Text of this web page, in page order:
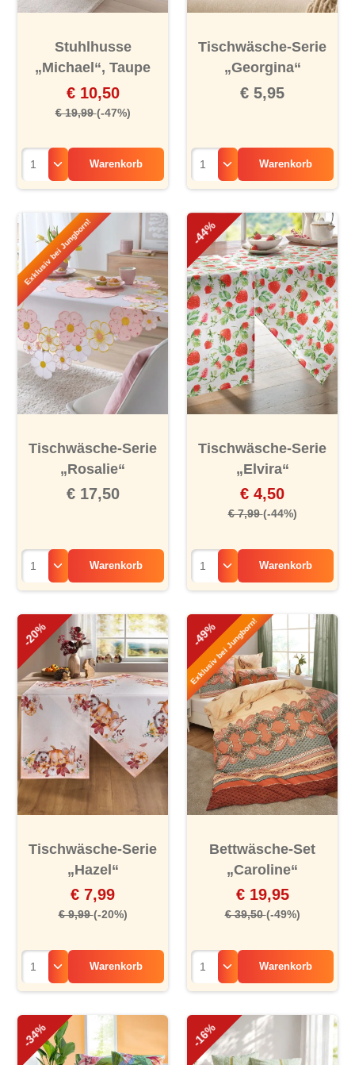
Stuhlhusse
„Michael“, Taupe
€ 10,50
€ 19,99(-47%)
Warenkorb
Tischwäsche-Serie
„Georgina“
€ 5,95
Warenkorb
Exklusiv bei Jungborn!
Tischwäsche-Serie
„Rosalie“
€ 17,50
Warenkorb
-44%
Tischwäsche-Serie
„Elvira“
€ 4,50
€ 7,99(-44%)
Warenkorb
-20%
Tischwäsche-Serie
„Hazel“
€ 7,99
€ 9,99(-20%)
Warenkorb
-49%
Exklusiv bei Jungborn!
Bettwäsche-Set
„Caroline“
€ 19,95
€ 39,50(-49%)
Warenkorb
-34% -16%